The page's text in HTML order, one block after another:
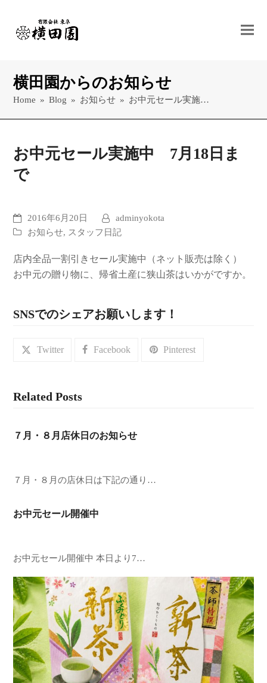
横田園からのお知らせ
Home » Blog » お知らせ » お中元セール実施…
お中元セール実施中 7月18日ま
で
2016年6月20日
adminyokota
お知らせ, スタッフ日記
店内全品一割引きセール実施中（ネット販売は除く）
お中元の贈り物に、帰省土産に狭山茶はいかがですか。
SNSでのシェアお願いします！
Twitter Facebook Pinterest
Related Posts
７月・８月店休日のお知らせ
７月・８月の店休日は下記の通り…
お中元セール開催中
お中元セール開催中 本日より7…